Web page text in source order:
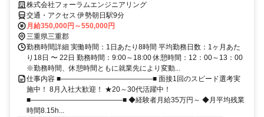
株式会社フォーラムエンジニアリング
交通・アクセス 伊勢朝日駅9分
月給350,000円～550,000円
三重県三重郡
勤務時間詳細 実働時間：1日あたり8時間 平均勤務日数：1ヶ月あた
り18日 〜 22日 勤務時間：9:00～18:00 休憩時間：12：00～13：00
※勤務時間、休憩時間ともに就業先により変動...
仕事内容 ■―――――――――――――■ 面接1回のスピード選考実
施中！ 8月入社大歓迎！ ★20～30代活躍中！
■―――――――――――――■ ◆経験者月給35万円～ ◆月平均残業
時間8.15h...